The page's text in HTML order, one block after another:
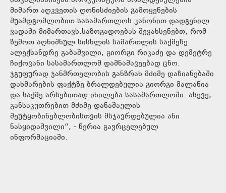
მიმართ აღკვეთის ღონისძიების გამოყენების
შუამდგომლობით სასამართლოს კანონით დადგენილ
ვადაში მიმართავს.საზოგადოებას შევახსენებთ, რომ
ზემოთ აღნიშნულ სისხლის სამართლის საქმეზე
ალექსანდრე გაბაშვილი, გიორგი რიკაძე და დემეტრე
ჩიქოვანი სასამართლომ დამნაშავეებად ცნო.
ჯგუფურად ჯანმრთელობის განზრახ მძიმე დაზიანებაში
დახმარების ფაქტზე ბრალდებულია გიორგი მალანია
და საქმე არსებითად იხილება სასამართლოში. ასევე,
განსაკუთრებით მძიმე დანაშაულის
შეუტყობინებლობისთვის მსჯავრდებულია ანი
ნასყიდაშვილი“, - წერია გავრცელებულ
ინფორმაციაში.